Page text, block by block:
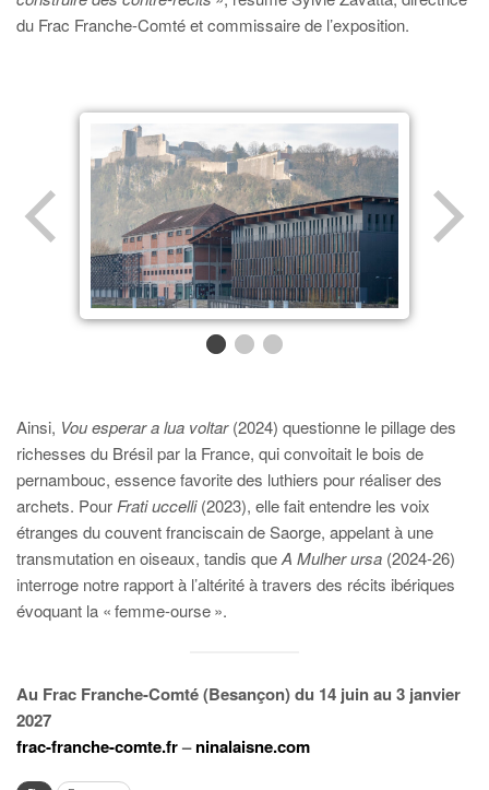
du Frac Franche-Comté et commissaire de l’exposition.
Ainsi, Vou esperar a lua voltar(2024) questionne le pillage des
richesses du Brésil par la France, qui convoitait le bois de
pernambouc, essence favorite des luthiers pour réaliser des
archets. Pour Frati uccelli(2023), elle fait entendre les voix
étranges du couvent franciscain de Saorge, appelant à une
transmutation en oiseaux, tandis queA Mulher ursa (2024-26)
interroge notre rapport à l’altérité à travers des récits ibériques
évoquant la « femme-ourse ».
Au Frac Franche-Comté (Besançon) du 14 juin au 3 janvier
2027
frac-franche-comte.fr–ninalaisne.com